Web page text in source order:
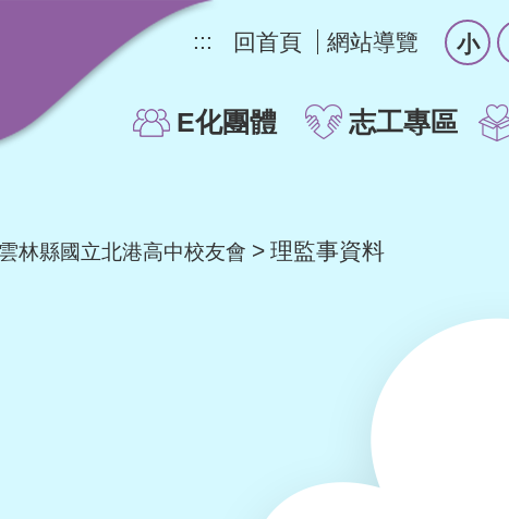
::: 回首頁 網站導覽 小
E化團體 志工專區
雲林縣國立北港高中校友會 理監事資料